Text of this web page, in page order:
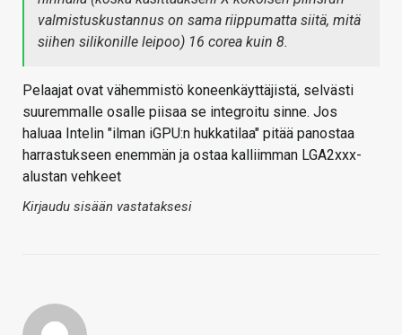
valmistuskustannus on sama riippumatta siitä, mitä
siihen silikonille leipoo) 16 corea kuin 8.
Pelaajat ovat vähemmistö koneenkäyttäjistä, selvästi
suuremmalle osalle piisaa se integroitu sinne. Jos
haluaa Intelin "ilman iGPU:n hukkatilaa" pitää panostaa
harrastukseen enemmän ja ostaa kalliimman LGA2xxx-
alustan vehkeet
Kirjaudu sisään vastataksesi